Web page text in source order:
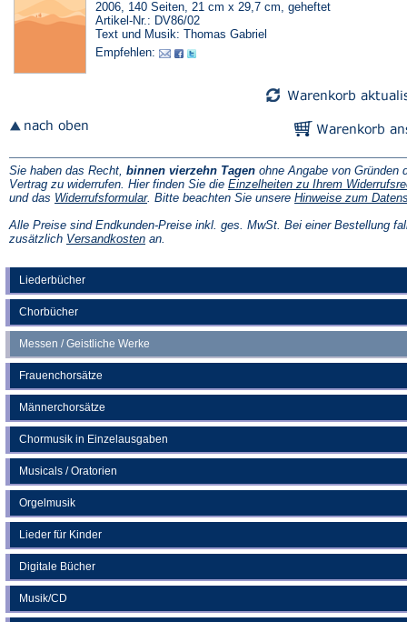
Liederbücher
Chorbücher
Messen / Geistliche Werke
Frauenchorsätze
Männerchorsätze
Chormusik in Einzelausgaben
Musicals / Oratorien
Orgelmusik
Lieder für Kinder
Digitale Bücher
Musik/CD
2006, 140 Seiten, 21 cm x 29,7 cm, geheftet
Artikel-Nr.: DV86/02
Text und Musik: Thomas Gabriel
Empfehlen:
Sie haben das Recht, binnen vierzehn Tagen ohne Angabe von Gründen
Vertrag zu widerrufen. Hier finden Sie die Einzelheiten zu Ihrem
und das Widerrufsformular(Öffnet
einem
neuen
. Bitte beachten Sie unsere Hinweise zum
Alle Preise sind Endkunden-Preise inkl. ges. MwSt. Bei einer Bestellung
zusätzlich Versandkosten(Öffnet
an.